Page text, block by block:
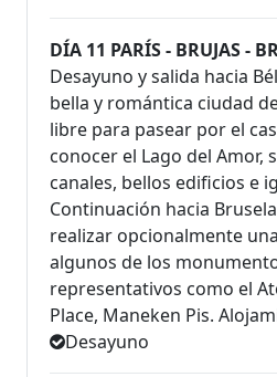
DÍA 11 PARÍS - BRUJAS -
Desayuno y salida hacia
bella y romántica ciudad
libre para pasear por el
conocer el Lago del Amor,
canales, bellos edificios e
Continuación hacia
realizar opcionalmente
algunos de los
representativos como el
Place, Maneken Pis.
Desayuno